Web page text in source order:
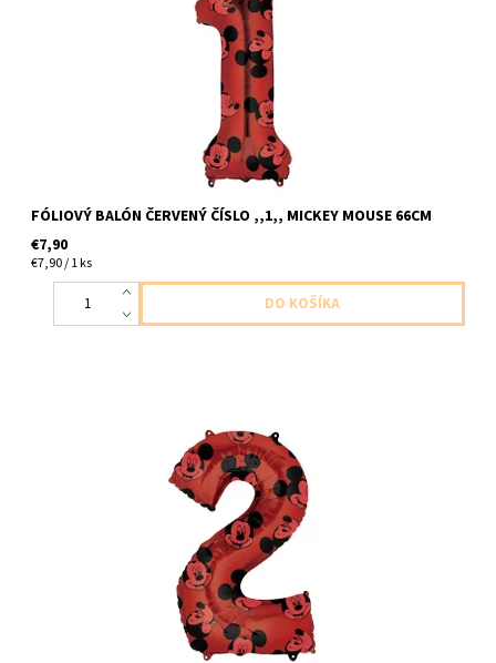
66cm dodavame nenafukany
FÓLIOVÝ BALÓN ČERVENÝ ČÍSLO ,,1,, MICKEY MOUSE 66CM
€7,90
€7,90 / 1 ks
foliove cislo ,,2,, cervene mickey mouse 1ks v baleni velkost
66cm dodavame nenafukany